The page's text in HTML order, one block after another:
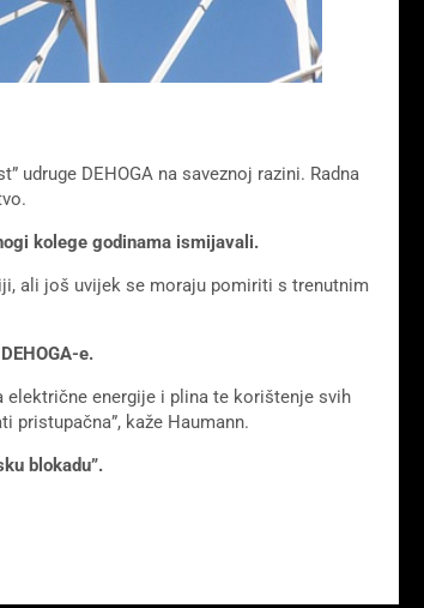
udruge DEHOGA na saveznoj razini. Radna
kolege godinama ismijavali.
ali još uvijek se moraju pomiriti s trenutnim
e.
električne energije i plina te korištenje svih
pristupačna”, kaže Haumann.
blokadu”.